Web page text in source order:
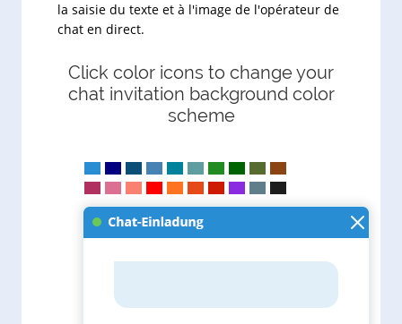
la saisie du texte et à l'image de l'opérateur de
chat en direct.
Click color icons to change your
chat invitation background color
scheme